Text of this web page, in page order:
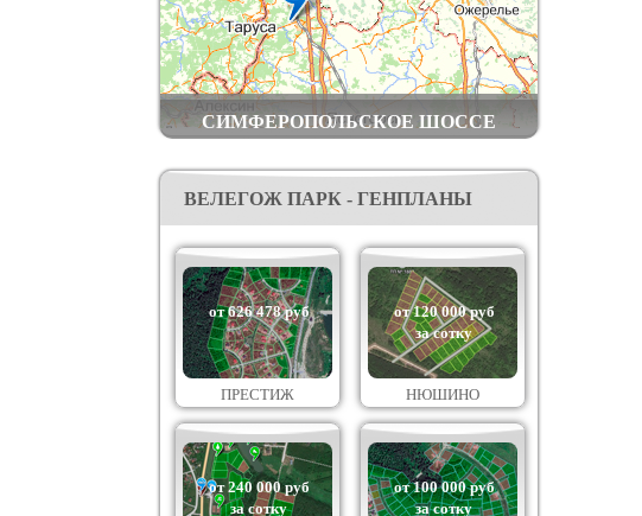
направления до станции Шульгино (в 2 км от
посёлка).
СИМФЕРОПОЛЬСКОЕ ШОССЕ
ВЕЛЕГОЖ ПАРК - ГЕНПЛАНЫ
от 626 478 руб
ПРЕСТИЖ
от 120 000 руб
за сотку
НЮШИНО
от 240 000 руб
за сотку
от 100 000 руб
за сотку